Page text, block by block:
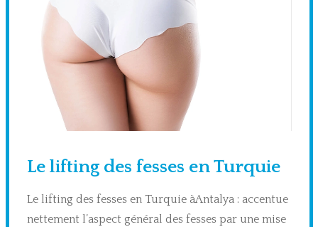
Le lifting des fesses en Turquie
Le lifting des fesses en Turquie àAntalya : accentue
nettement l’aspect général des fesses par une mise